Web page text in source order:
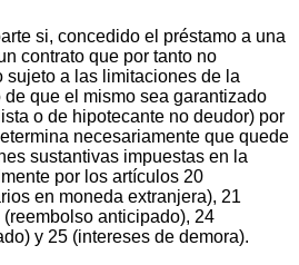
si, concedido el préstamo a una
contrato que por tanto no
sujeto a las limitaciones de la
de que el mismo sea garantizado
o de hipotecante no deudor) por
necesariamente que quede
sustantivas impuestas en la
por los artículos 20
en moneda extranjera), 21
anticipado), 24
y 25 (intereses de demora).